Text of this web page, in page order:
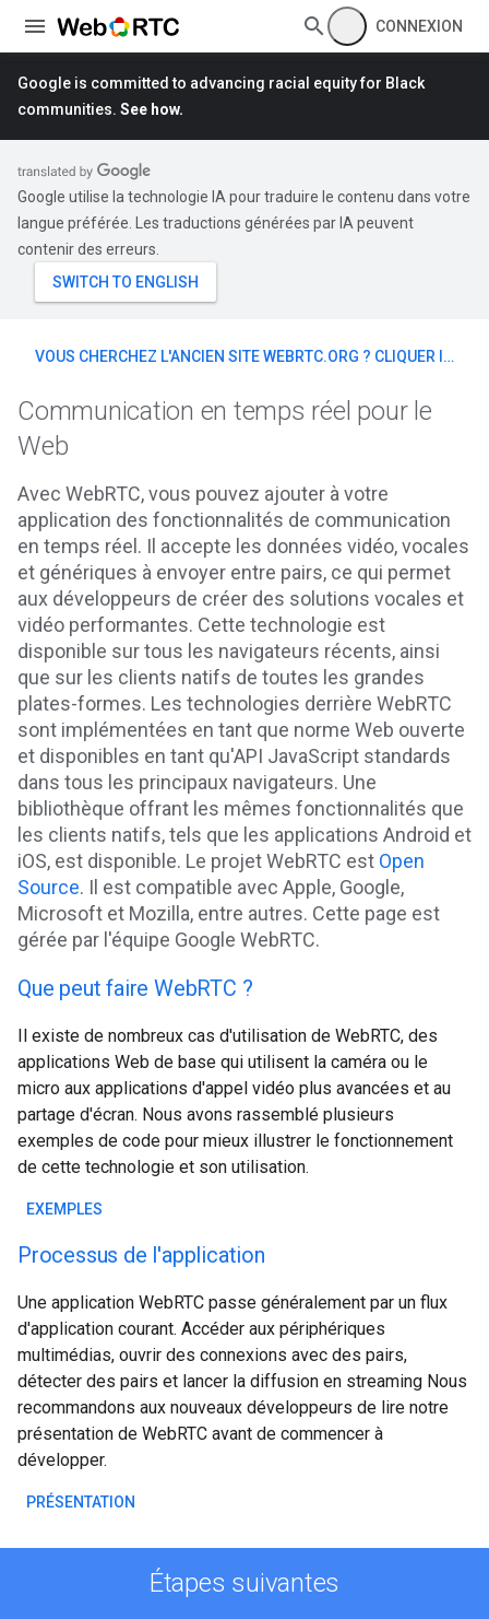
CONNEXION
Google is committed to advancing racial equity for Black
communities. See how.
Google utilise la technologie IA pour traduire le contenu dans votre
langue préférée. Les traductions générées par IA peuvent
contenir des erreurs.
VOUS CHERCHEZ L'ANCIEN SITE WEBRTC.ORG ? CLIQUER ICI
Communication en temps réel pour le
Web
Avec WebRTC, vous pouvez ajouter à votre
application des fonctionnalités de communication
en temps réel. Il accepte les données vidéo, vocales
et génériques à envoyer entre pairs, ce qui permet
aux développeurs de créer des solutions vocales et
vidéo performantes. Cette technologie est
disponible sur tous les navigateurs récents, ainsi
que sur les clients natifs de toutes les grandes
plates-formes. Les technologies derrière WebRTC
sont implémentées en tant que norme Web ouverte
et disponibles en tant qu'API JavaScript standards
dans tous les principaux navigateurs. Une
bibliothèque offrant les mêmes fonctionnalités que
les clients natifs, tels que les applications Android et
iOS, est disponible. Le projet WebRTC est Open
Source. Il est compatible avec Apple, Google,
Microsoft et Mozilla, entre autres. Cette page est
gérée par l'équipe Google WebRTC.
Que peut faire WebRTC ?
Il existe de nombreux cas d'utilisation de WebRTC, des
applications Web de base qui utilisent la caméra ou le
micro aux applications d'appel vidéo plus avancées et au
partage d'écran. Nous avons rassemblé plusieurs
exemples de code pour mieux illustrer le fonctionnement
de cette technologie et son utilisation.
EXEMPLES
Processus de l'application
Une application WebRTC passe généralement par un flux
d'application courant. Accéder aux périphériques
multimédias, ouvrir des connexions avec des pairs,
détecter des pairs et lancer la diffusion en streaming Nous
recommandons aux nouveaux développeurs de lire notre
présentation de WebRTC avant de commencer à
développer.
PRÉSENTATION
Étapes suivantes